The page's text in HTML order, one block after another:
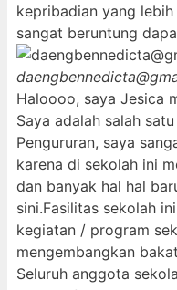
kepribadian yang
sangat beruntung
Haloooo, saya Jesica
Saya adalah salah
Pengururan, saya
karena di sekolah ini
dan banyak hal hal
sini.Fasilitas sekolah
kegiatan / program
mengembangkan
Seluruh anggota